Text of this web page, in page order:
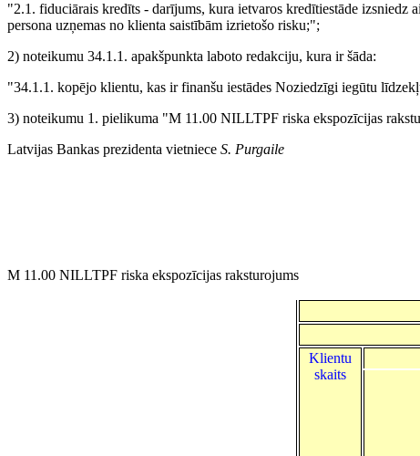
"2.1. fiduciārais kredīts - darījums, kura ietvaros kredītiestāde izsniedz
persona uzņemas no klienta saistībām izrietošo risku;";
2) noteikumu 34.1.1. apakšpunkta laboto redakciju, kura ir šāda:
"34.1.1. kopējo klientu, kas ir finanšu iestādes Noziedzīgi iegūtu
3) noteikumu 1. pielikuma "M 11.00 NILLTPF riska ekspozīcijas
Latvijas Bankas prezidenta vietniece S. Purgaile
M 11.00 NILLTPF riska ekspozīcijas raksturojums
Klientu
skaits